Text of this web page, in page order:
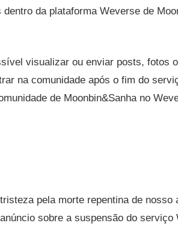
da plataforma Weverse de
visualizar ou enviar posts, fotos
na comunidade após o fim do
de Moonbin&Sanha no
pela morte repentina de nosso
sobre a suspensão do serviço